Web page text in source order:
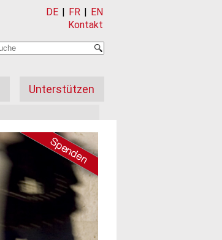
DE | FR | EN
Kontakt
Unterstützen